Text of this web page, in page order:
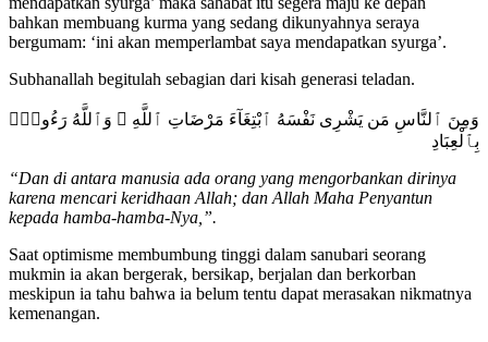
bahkan membuang kurma yang sedang dikunyahnya seraya
bergumam: ‘ini akan memperlambat saya mendapatkan syurga’.
Subhanallah begitulah sebagian dari kisah generasi teladan.
وَمِنَ ٱلنَّاسِ مَن يَشْرِى نَفْسَهُ ٱبْتِغَآءَ مَرْضَاتِ ٱللَّهِ ۗ وَٱللَّهُ رَءُوفٌۢ
بِٱلْعِبَادِ
“Dan di antara manusia ada orang yang mengorbankan dirinya
karena mencari keridhaan Allah; dan Allah Maha Penyantun
kepada hamba-hamba-Nya,”.
Saat optimisme membumbung tinggi dalam sanubari seorang
mukmin ia akan bergerak, bersikap, berjalan dan berkorban
meskipun ia tahu bahwa ia belum tentu dapat merasakan nikmatnya
kemenangan.